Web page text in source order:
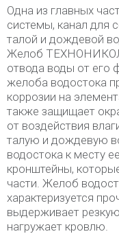
Одна из главных
системы, канал для
талой и дождевой
Желоб
отвода воды от его
желоба водостока
коррозии на
также защищает
от воздействия
талую и дождевую
водостока к месту
кронштейны,
части. Желоб
характеризуется
выдерживает
нагружает кровлю.